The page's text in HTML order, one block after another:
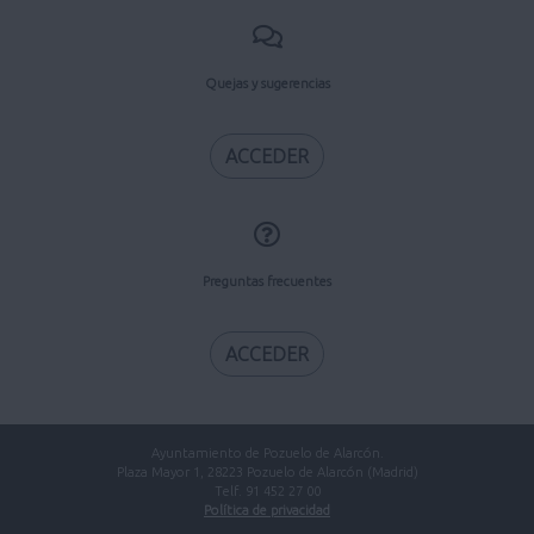
Quejas y sugerencias
ACCEDER
Preguntas frecuentes
ACCEDER
Ayuntamiento de Pozuelo de Alarcón.
Plaza Mayor 1, 28223 Pozuelo de Alarcón (Madrid)
Telf. 91 452 27 00
Política de privacidad